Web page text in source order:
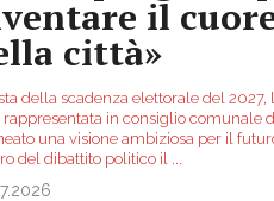
il
città»
della scadenza elettorale del
rappresentata in consiglio comunale
una visione ambiziosa per il
del dibattito politico il